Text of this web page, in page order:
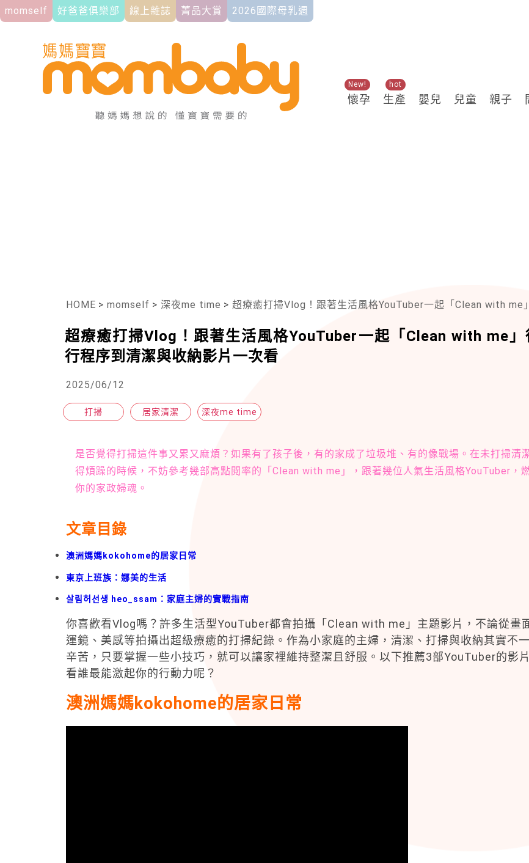
momself 好爸爸俱樂部 線上雜誌 菁品大賞 2026國際母乳週
懷孕
New!
生產
hot
嬰兒 兒童 親子
HOME > momself > 深夜me time > 超療癒打掃Vlog！跟著生活風格YouTuber一起「Clean with me」從例行程序到清潔與收納影片
超療癒打掃Vlog！跟著生活風格YouTuber一起「Clean with me」
行程序到清潔與收納影片一次看
2025/06/12
打掃 居家清潔 深夜me time
是否覺得打掃這件事又累又麻煩？如果有了孩子後，有的家成了垃圾堆、有的像戰場。在未打掃清
得煩躁的時候，不妨參考幾部高點閱率的「Clean with me」，跟著幾位人氣生活風格YouTuber，
你的家政婦魂。
文章目錄
澳洲媽媽kokohome的居家日常
東京上班族：娜美的生活
살림허선생 heo_ssam：家庭主婦的實戰指南
你喜歡看Vlog嗎？許多生活型YouTuber都會拍攝「Clean with me」主題影片，不論從畫
運鏡、美感等拍攝出超級療癒的打掃紀錄。作為小家庭的主婦，清潔、打掃與收納其實不
辛苦，只要掌握一些小技巧，就可以讓家裡維持整潔且舒服。以下推薦3部YouTuber的影
看誰最能激起你的行動力呢？
澳洲媽媽kokohome的居家日常